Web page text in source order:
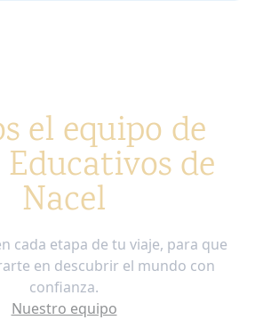
el equipo de
de
Nacel
cada etapa de tu viaje, para que
en descubrir el mundo con
confianza.
Nuestro equipo